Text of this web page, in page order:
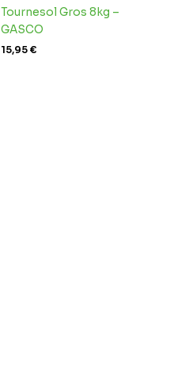
Tournesol Gros 8kg –
GASCO
15,95€